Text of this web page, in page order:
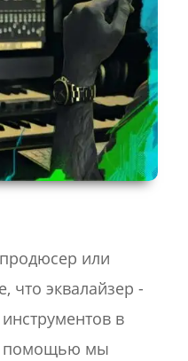
или
что эквалайзер -
в
помощью мы